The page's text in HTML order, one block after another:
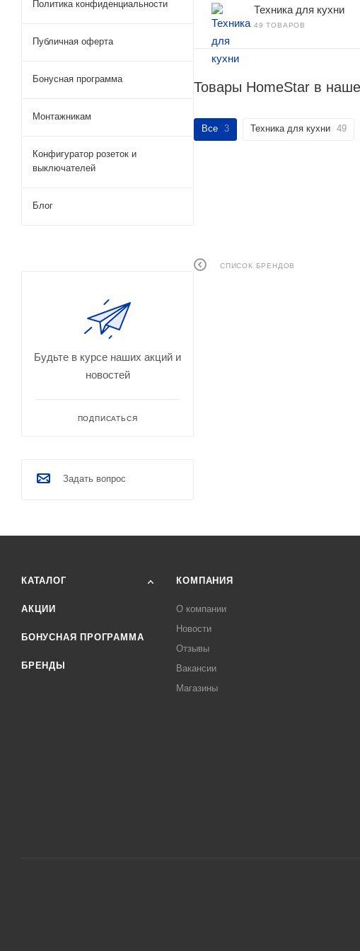
Техника для кухни
49 ТОВАРОВ
Товары HomeStar в
Все 3 Техника для кухни 49
СПИСОК БРЕНДОВ
Политика конфиденциальности
Публичная оферта
Бонусная программа
Монтажникам
Конфигуратор розеток и
выключателей
Блог
Будьте в курсе наших акций и
новостей
ПОДПИСАТЬСЯ
Задать вопрос
КАТАЛОГ
АКЦИИ
БОНУСНАЯ ПРОГРАММА
БРЕНДЫ
КОМПАНИЯ
О компании
Новости
Отзывы
Вакансии
Магазины